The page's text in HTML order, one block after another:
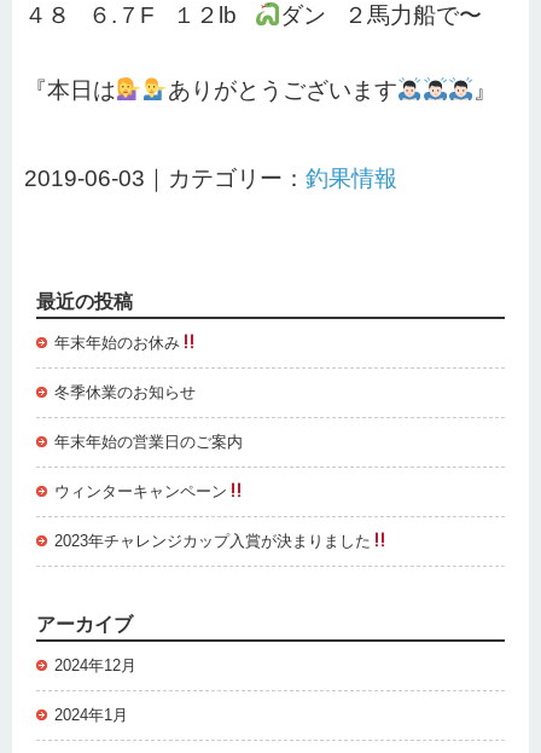
４８ ６.７F １２lb ダン ２馬力船で〜
『本日は ありがとうございます 』
2019-06-03｜カテゴリー： 釣果情報
最近の投稿
年末年始のお休み
冬季休業のお知らせ
年末年始の営業日のご案内
ウィンターキャンペーン
2023年チャレンジカップ入賞が決まりました
アーカイブ
2024年12月
2024年1月